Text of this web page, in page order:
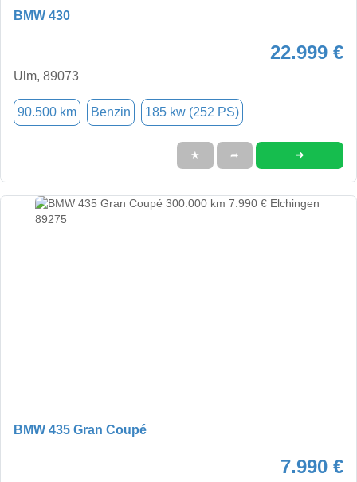
BMW 430
22.999 €
Ulm, 89073
90.500 km Benzin 185 kw (252 PS)
★ ➦ ➜
BMW 435 Gran Coupé
7.990 €